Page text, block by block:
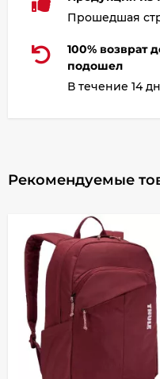
Прошедшая
100% возврат
подошел
В течение 14
Рекомендуемые